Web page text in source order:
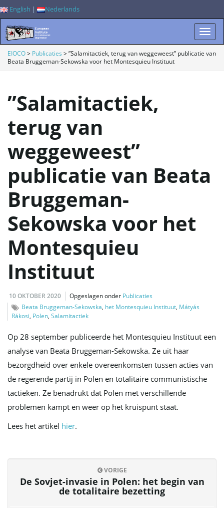
English | Nederlands
s
EIOCO> Publicaties >”Salamitactiek, terug van weggeweest” publicatie van
Beata Bruggeman-Sekowska voor het Montesquieu Instituut
”Salamitactiek,
terug van
weggeweest”
publicatie van Beata
Bruggeman-
Sekowska voor het
Montesquieu
Instituut
10 OKTOBER 2020 Opgeslagen onder Publicaties
Beata Bruggeman-Sekowska, het Montesquieu Instituut, Mátyás
Rákosi, Polen, Salamitactiek
Op 28 september publiceerde het Montesquieu Instituut een
analyse van Beata Bruggeman-Sekowska. Ze uit haar
bezorgdheid over enkele overeenkomsten tussen acties van
de regerende partij in Polen en totalitaire communistische
tactieken. Ze benadrukt dat Polen met verschillende
problemen kampt en weer op het kruispunt staat.
Lees het artikel hier.
VORIGE
De Sovjet-invasie in Polen: het begin van
de totalitaire bezetting